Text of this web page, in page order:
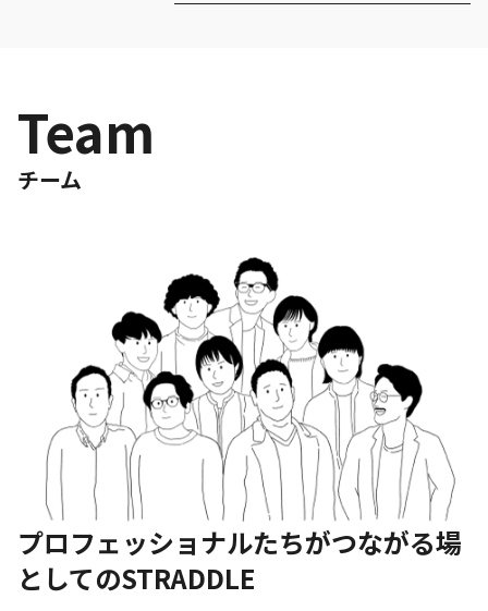
チーム
Team
プロフェッショナルたちがつながる場
としてのSTRADDLE